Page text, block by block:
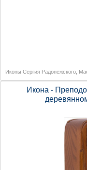
Иконы Сергия Радонежского
Икона -